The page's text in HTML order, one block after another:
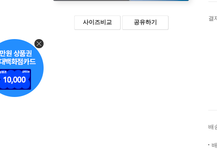
사이즈비교 공유하기
결
배